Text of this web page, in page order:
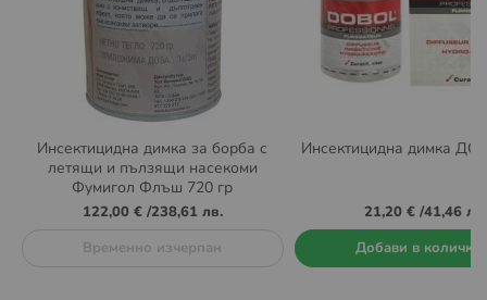
Инсектицидна димка за борба с
летящи и пълзящи насекоми
Фумигол Флъш 720 гр
122,00 €/238,61 лв.
Временно изчерпан
Инсектицидна димка
21,20 €/41,46 лв.
Добави в